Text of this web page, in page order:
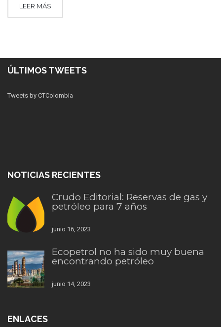
LEER MÁS
ÚLTIMOS TWEETS
Tweets by CTColombia
NOTICIAS RECIENTES
Crudo Editorial: Reservas de gas y
petróleo para 7 años
junio 16, 2023
Ecopetrol no ha sido muy buena
encontrando petróleo
junio 14, 2023
ENLACES